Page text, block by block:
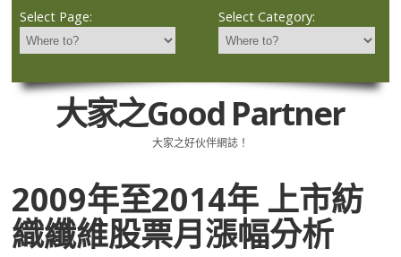
Select Page: Select Category:
大家之Good Partner
大家之好伙伴網誌！
2009年至2014年 上市紡
織纖維股票月漲幅分析